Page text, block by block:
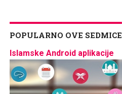
POPULARNO OVE SEDMICE
Islamske Android aplikacije